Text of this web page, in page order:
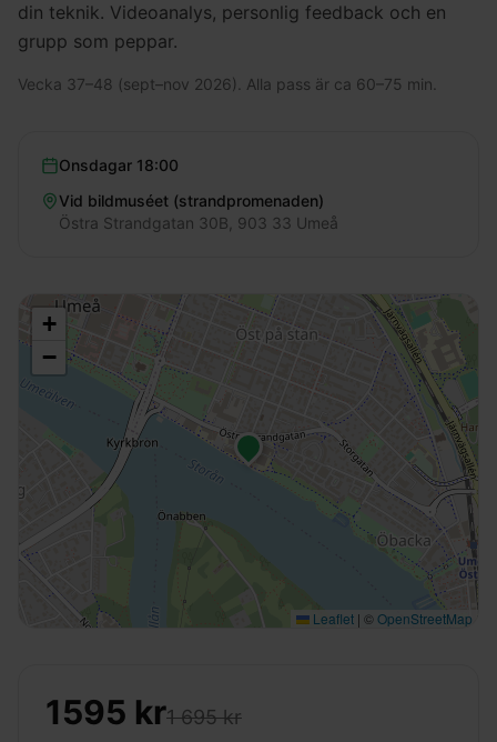
din teknik. Videoanalys, personlig feedback och en
grupp som peppar.
Vecka 37–48 (sept–nov 2026). Alla pass är ca 60–75 min.
Onsdagar 18:00
Vid bildmuséet (strandpromenaden)
Östra Strandgatan 30B, 903 33 Umeå
+
−
Leaflet | ©OpenStreetMap
1595 kr1 695 kr